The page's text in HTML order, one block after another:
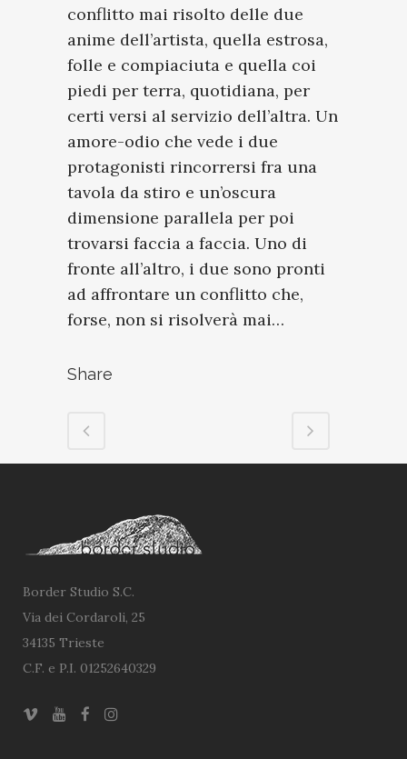
conflitto mai risolto delle due
anime dell’artista, quella estrosa,
folle e compiaciuta e quella coi
piedi per terra, quotidiana, per
certi versi al servizio dell’altra. Un
amore-odio che vede i due
protagonisti rincorrersi fra una
tavola da stiro e un’oscura
dimensione parallela per poi
trovarsi faccia a faccia. Uno di
fronte all’altro, i due sono pronti
ad affrontare un conflitto che,
forse, non si risolverà mai…
Share
Border Studio S.C.
Via dei Cordaroli, 25
34135 Trieste
C.F. e P.I. 01252640329